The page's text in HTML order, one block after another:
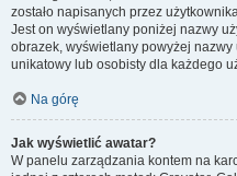
zostało napisanych przez
Jest on wyświetlany poniżej nazwy
obrazek, wyświetlany powyżej
unikatowy lub osobisty dla każdego
Na górę
Jak wyświetlić awatar?
W panelu zarządzania kontem na